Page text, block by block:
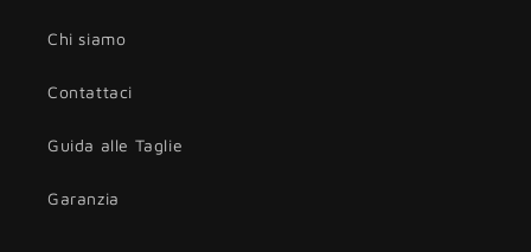
Chi siamo
Contattaci
Guida alle Taglie
Garanzia